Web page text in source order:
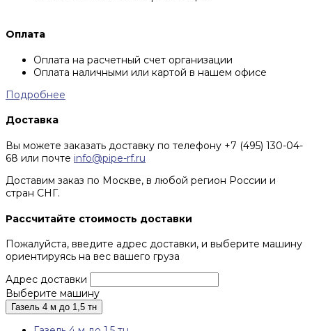
Оплата
Оплата на расчетный счет организации
Оплата наличными или картой в нашем офисе
Подробнее
Доставка
Вы можете заказать доставку по телефону +7 (495) 130-04-
68 или почте info@pipe-rf.ru
Доставим заказ по Москве, в любой регион России и
стран СНГ.
Рассчитайте стоимость доставки
Пожалуйста, введите адрес доставки, и выберите машину
ориентируясь на вес вашего груза
Адрес доставки
Выберите машину
Газель 4 м до 1,5 тн